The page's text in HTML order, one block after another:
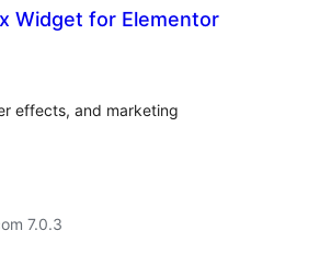
Widget for Elementor
effects, and marketing
7.0.3